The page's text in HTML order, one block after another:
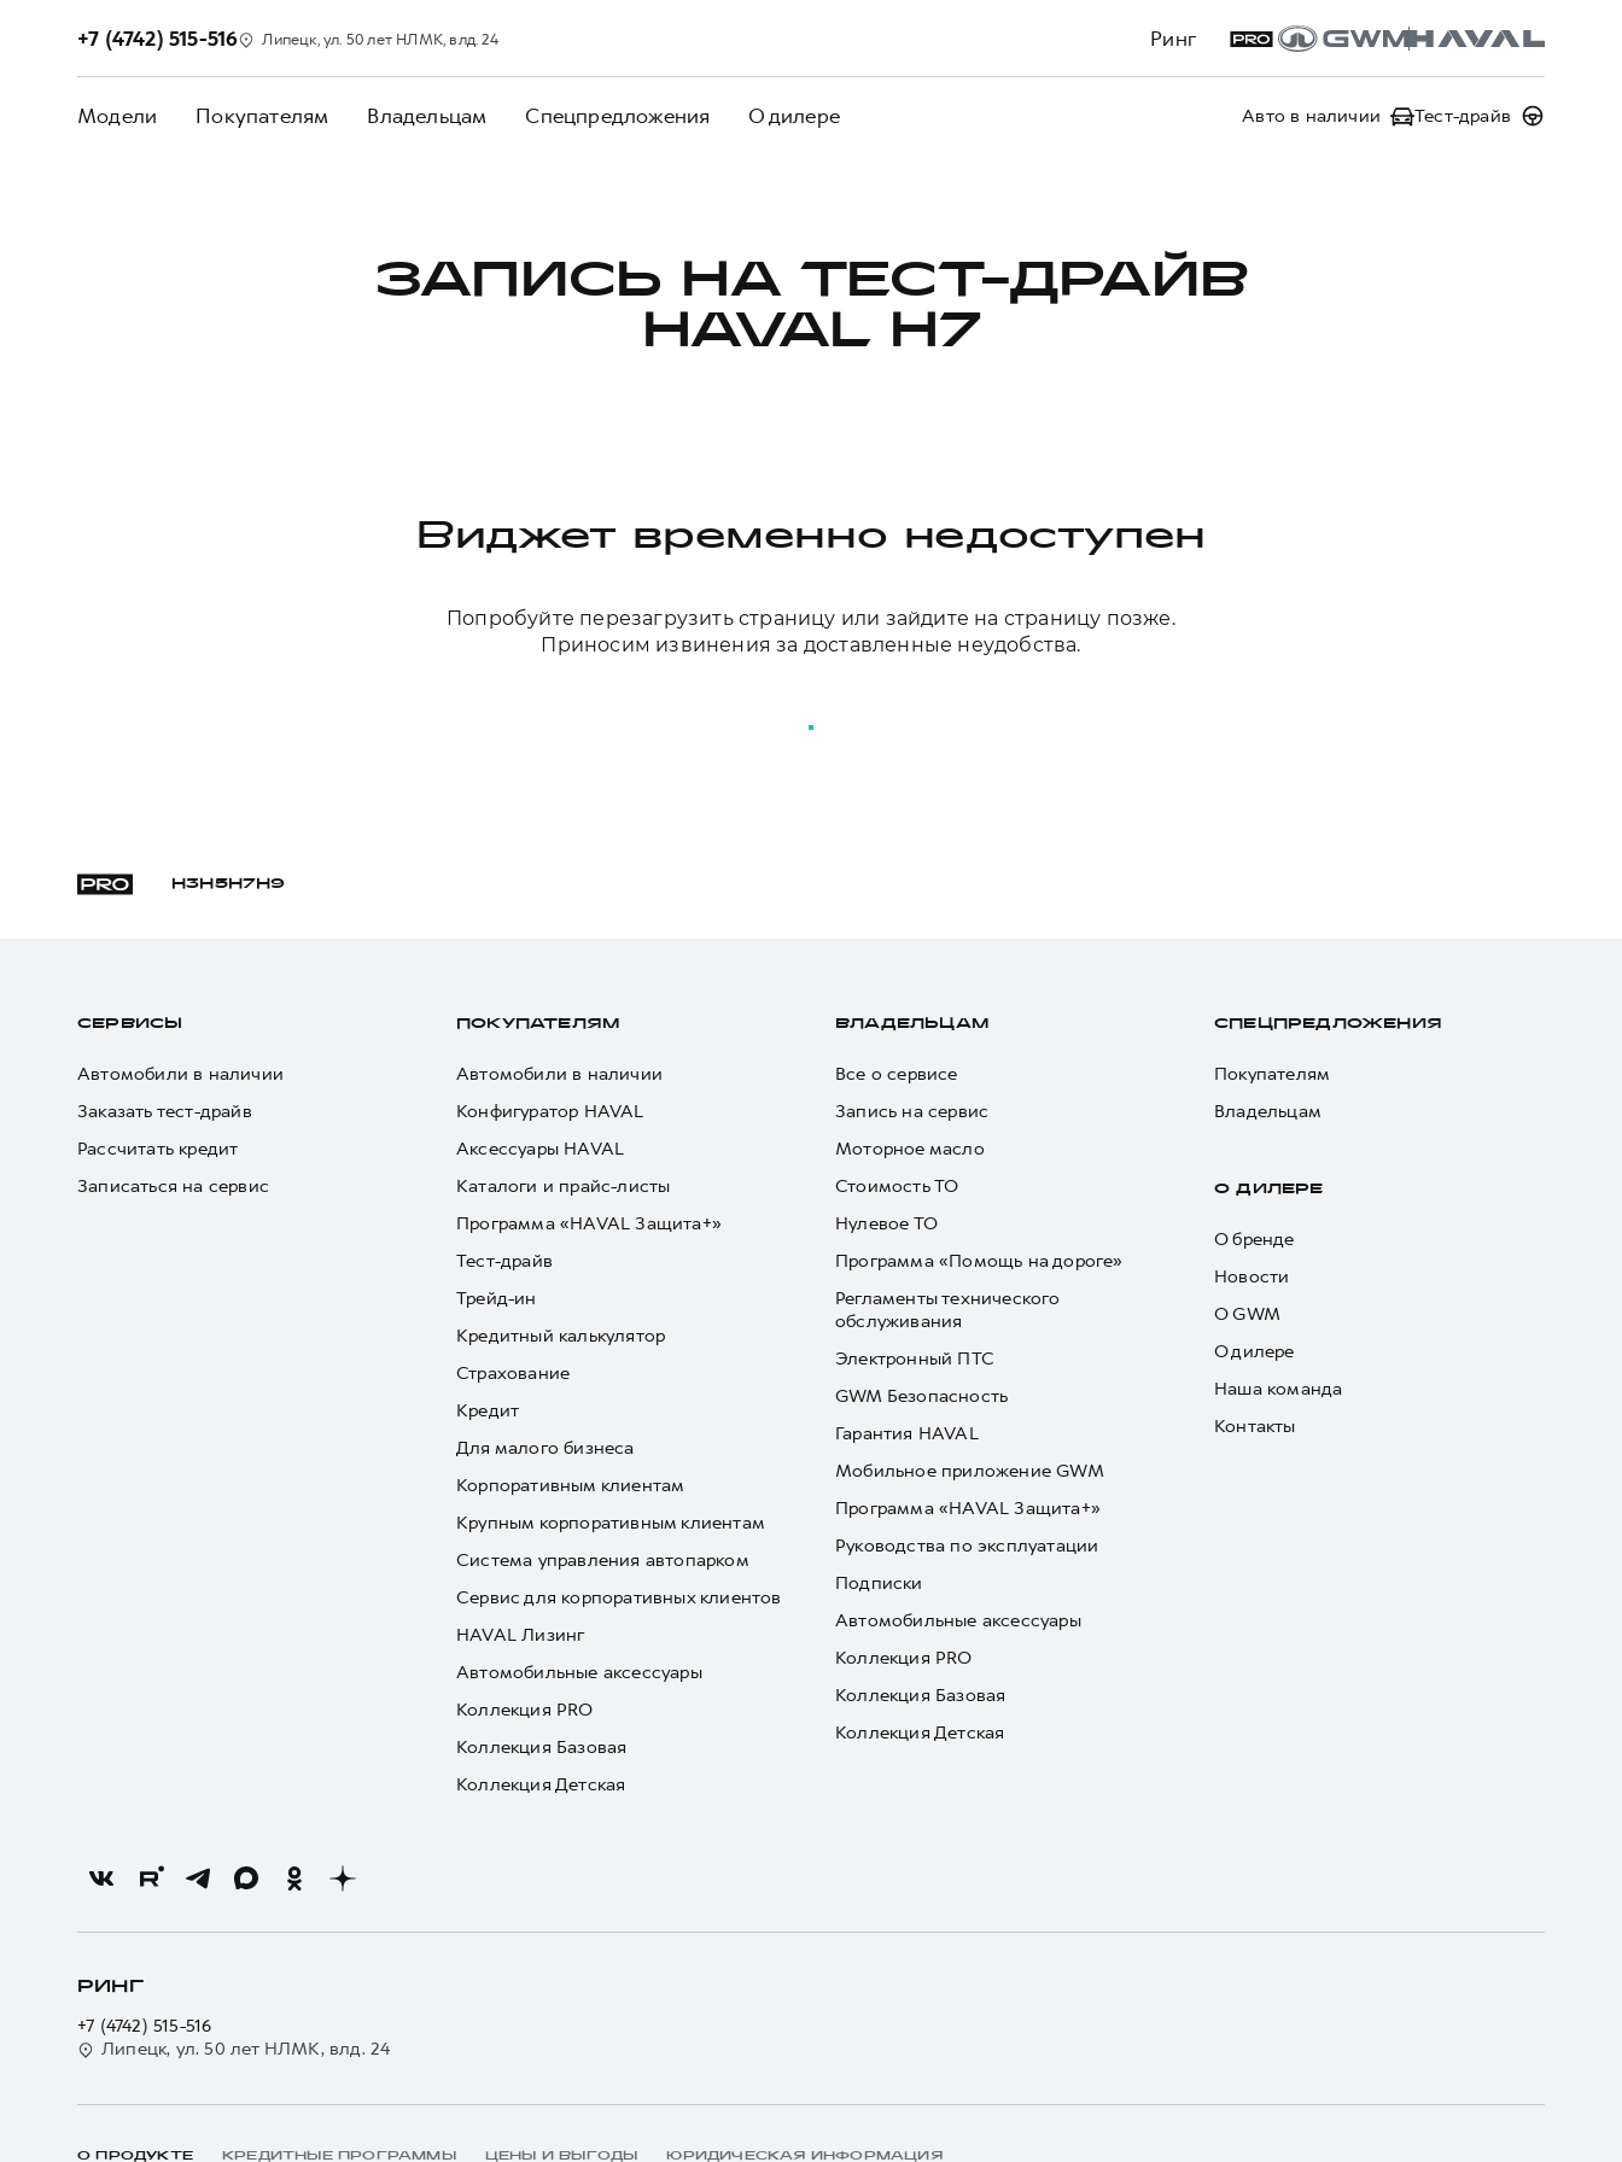
Ринг
+7 (4742) 515-516 Липецк, ул. 50 лет НЛМК, влд. 24
Модели Покупателям Владельцам Спецпредложения О дилере Авто в наличии Тест-драйв
ЗАПИСЬ НА ТЕСТ-ДРАЙВ
HAVAL H7
Виджет временно недоступен
Попробуйте перезагрузить страницу или зайдите на страницу позже.
Приносим извинения за доставленные неудобства.
ПЕРЕЗАГРУЗИТЬ СТРАНИЦУ
H3 H5H7 H9
СЕРВИСЫ
Автомобили в наличии
Заказать тест-драйв
Рассчитать кредит
Записаться на сервис
ПОКУПАТЕЛЯМ
Автомобили в наличии
Конфигуратор HAVAL
Аксессуары HAVAL
Каталоги и прайс-листы
Программа «HAVAL Защита+»
Тест-драйв
Трейд-ин
Кредитный калькулятор
Страхование
Кредит
Для малого бизнеса
Корпоративным клиентам
Крупным корпоративным клиентам
Система управления автопарком
Сервис для корпоративных клиентов
HAVAL Лизинг
Автомобильные аксессуары
Коллекция PRO
Коллекция Базовая
Коллекция Детская
ВЛАДЕЛЬЦАМ
Все о сервисе
Запись на сервис
Моторное масло
Стоимость ТО
Нулевое ТО
Программа «Помощь на дороге»
Регламенты технического
обслуживания
Электронный ПТС
GWM Безопасность
Гарантия HAVAL
Мобильное приложение GWM
Программа «HAVAL Защита+»
Руководства по эксплуатации
Подписки
Автомобильные аксессуары
Коллекция PRO
Коллекция Базовая
Коллекция Детская
СПЕЦПРЕДЛОЖЕНИЯ
Покупателям
Владельцам
О ДИЛЕРЕ
О бренде
Новости
О GWM
О дилере
Наша команда
Контакты
РИНГ
+7 (4742) 515-516
Липецк, ул. 50 лет НЛМК, влд. 24
О ПРОДУКТЕ КРЕДИТНЫЕ ПРОГРАММЫ ЦЕНЫ И ВЫГОДЫ ЮРИДИЧЕСКАЯ ИНФОРМАЦИЯ